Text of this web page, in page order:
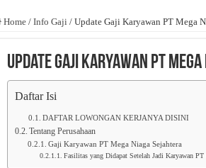
Home / Info Gaji / Update Gaji Karyawan PT Mega
Update Gaji Karyawan PT
Daftar Isi
DAFTAR LOWONGAN KERJANYA DISINI
Tentang Perusahaan
Gaji Karyawan PT Mega Niaga Sejahtera
Fasilitas yang Didapat Setelah Jadi Karyawan PT